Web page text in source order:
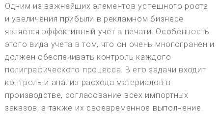
Одним из важнейших элементов успешного роста
и увеличения прибыли в рекламном бизнесе
является эффективный учет в печати. Особенность
этого вида учета в том, что он очень многогранен и
должен обеспечивать контроль каждого
полиграфического процесса. В его задачи входит
контроль и анализ расхода материалов в
производстве, согласование всех импортных
заказов, а также их своевременное выполнение.